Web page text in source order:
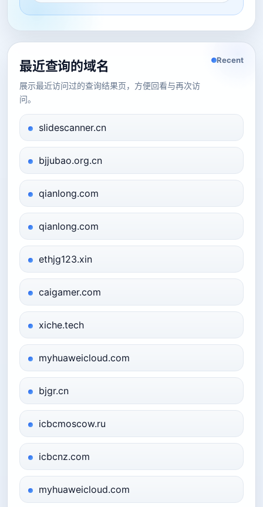
最近查询的域名
展示最近访问过的查询结果页，方便回看与再次访
问。
Recent
slidescanner.cn
bjjubao.org.cn
qianlong.com
qianlong.com
ethjg123.xin
caigamer.com
xiche.tech
myhuaweicloud.com
bjgr.cn
icbcmoscow.ru
icbcnz.com
myhuaweicloud.com